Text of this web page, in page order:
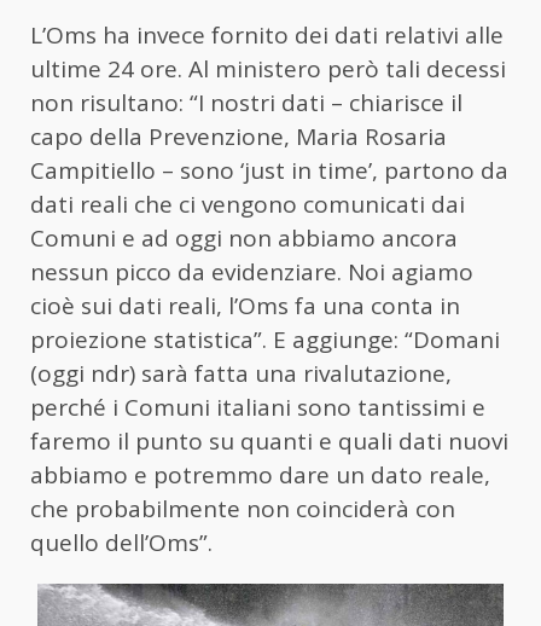
L’Oms ha invece fornito dei dati relativi alle
ultime 24 ore. Al ministero però tali decessi
non risultano: “I nostri dati – chiarisce il
capo della Prevenzione, Maria Rosaria
Campitiello – sono ‘just in time’, partono da
dati reali che ci vengono comunicati dai
Comuni e ad oggi non abbiamo ancora
nessun picco da evidenziare. Noi agiamo
cioè sui dati reali, l’Oms fa una conta in
proiezione statistica”. E aggiunge: “Domani
(oggi ndr) sarà fatta una rivalutazione,
perché i Comuni italiani sono tantissimi e
faremo il punto su quanti e quali dati nuovi
abbiamo e potremmo dare un dato reale,
che probabilmente non coinciderà con
quello dell’Oms”.